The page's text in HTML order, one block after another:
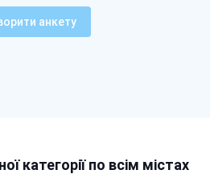
анкету
категорії по всім містах